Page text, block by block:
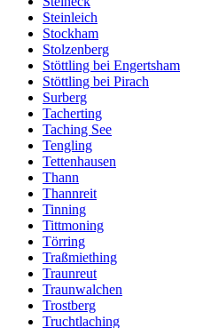
Steinleich
Stockham
Stolzenberg
Stöttling bei Engertsham
Stöttling bei Pirach
Surberg
Tacherting
Taching See
Tengling
Tettenhausen
Thann
Thannreit
Tinning
Tittmoning
Törring
Traßmiething
Traunreut
Traunwalchen
Trostberg
Truchtlaching